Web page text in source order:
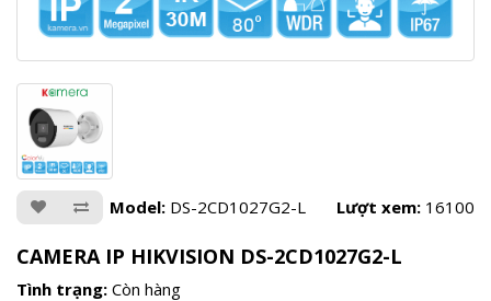
Model: DS-2CD1027G2-L Lượt xem: 16100
CAMERA IP HIKVISION DS-2CD1027G2-L
Tình trạng: Còn hàng